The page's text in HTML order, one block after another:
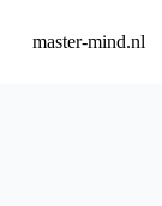
kmaster-mind.nl